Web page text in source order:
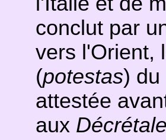
conclut par
vers l'Orient,
(potestas) du
attestée
aux